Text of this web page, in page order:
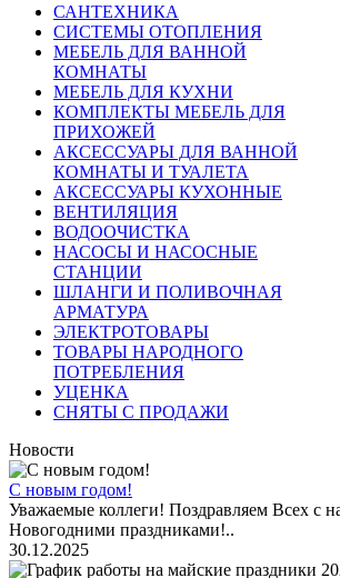
САНТЕХНИКА
СИСТЕМЫ ОТОПЛЕНИЯ
МЕБЕЛЬ ДЛЯ ВАННОЙ
КОМНАТЫ
МЕБЕЛЬ ДЛЯ КУХНИ
КОМПЛЕКТЫ МЕБЕЛЬ ДЛЯ
ПРИХОЖЕЙ
АКСЕССУАРЫ ДЛЯ ВАННОЙ
КОМНАТЫ И ТУАЛЕТА
АКСЕССУАРЫ КУХОННЫЕ
ВЕНТИЛЯЦИЯ
ВОДООЧИСТКА
НАСОСЫ И НАСОСНЫЕ
СТАНЦИИ
ШЛАНГИ И ПОЛИВОЧНАЯ
АРМАТУРА
ЭЛЕКТРОТОВАРЫ
ТОВАРЫ НАРОДНОГО
ПОТРЕБЛЕНИЯ
УЦЕНКА
СНЯТЫ С ПРОДАЖИ
Новости
С новым годом!
Уважаемые коллеги! Поздравляем Всех с
Новогодними праздниками!..
30.12.2025